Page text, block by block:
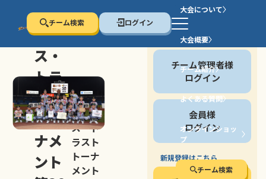
チーム検索 ログイン
大会について
大会概要
チーム紹介
よくある質問
オンラインショッ
プ
チーム検索
停止する
セン
ス・
トラ
スト
トー
ナメ
ント
セン
ス・ト
ラスト
トーナ
メント
会員の方
チーム管理者様
ログイン
会員様
ログイン
新規登録はこちら